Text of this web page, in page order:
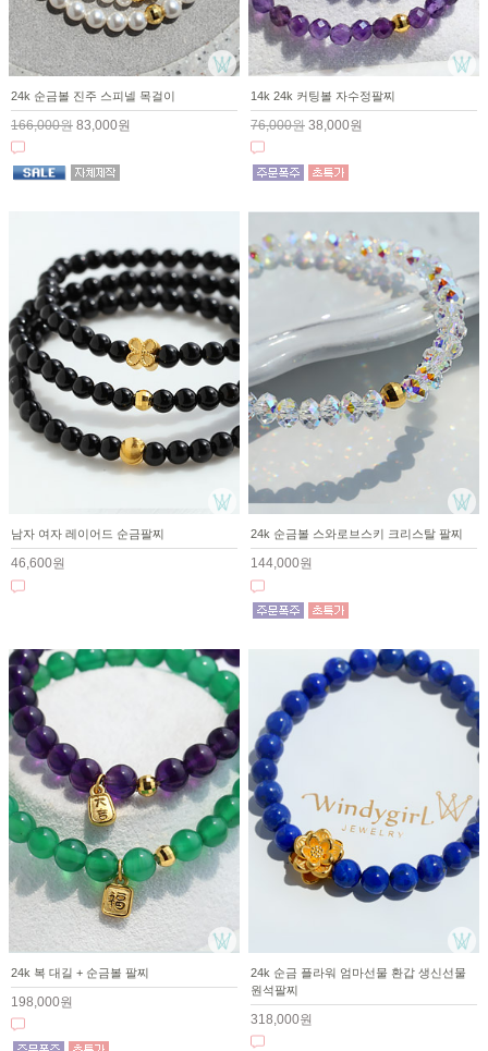
24k 순금볼 진주 스피넬 목걸이
166,000원 83,000원
14k 24k 커팅볼 자수정팔찌
76,000원 38,000원
남자 여자 레이어드 순금팔찌
46,600원
24k 순금볼 스와로브스키 크리스탈 팔찌
144,000원
24k 복 대길 + 순금볼 팔찌
198,000원
24k 순금 플라워 엄마선물 환갑 생신선물
원석팔찌
318,000원